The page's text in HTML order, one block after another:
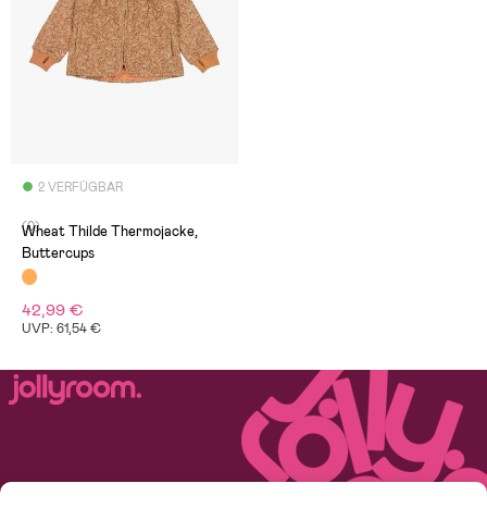
2 VERFÜGBAR
(0)
Wheat Thilde Thermojacke,
Buttercups
42,99 €
UVP: 61,54 €